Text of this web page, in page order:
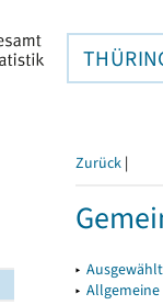
Zurück |
▸
▸